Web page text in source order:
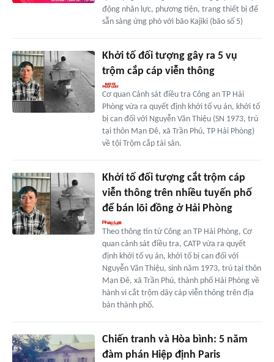
động nhân lực, phương tiện, trang thiết bị để
sẵn sàng ứng phó với bão Kajiki (bão số 5)
Khởi tố đối tượng gây ra 5 vụ
trộm cắp cáp viễn thông
Cơ quan Cảnh sát điều tra Công an TP Hải
Phòng vừa ra quyết định khởi tố vụ án, khởi tố
bị can đối với Nguyễn Văn Thiệu (SN 1973, trú
tại thôn Mạn Đê, xã Trần Phú, TP Hải Phòng)
về tội Trộm cắp tài sản.
Khởi tố đối tượng cắt trộm cáp
viễn thông trên nhiều tuyến phố
để bán lõi đồng ở Hải Phòng
Theo thông tin từ Công an TP Hải Phòng, Cơ
quan cảnh sát điều tra, CATP vừa ra quyết
định khởi tố vụ án, khởi tố bị can đối với
Nguyễn Văn Thiệu, sinh năm 1973, trú tại thôn
Mạn Đê, xã Trần Phú, thành phố Hải Phòng về
hành vi cắt trộm dây cáp viễn thông trên địa
bàn thành phố.
Chiến tranh và Hòa bình: 5 năm
đàm phán Hiệp định Paris